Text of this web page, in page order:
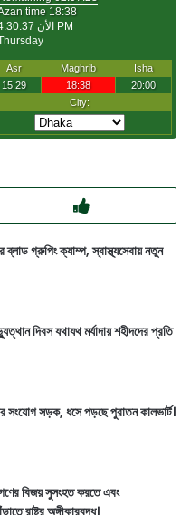
ব্লাড গ্রুপিং ক্যাম্প, স্বাস্থ্যসেবায় নতুন
দিবস যথাযথ মর্যাদায় শহীদদের প্রতি
সংযোগ সড়ক, ধসে পড়ছে পুরাতন কালভার্ট।
বিজয় সুসংহত করতে এবং
রাষ্ট্র অঙ্গীকারবদ্ধ।